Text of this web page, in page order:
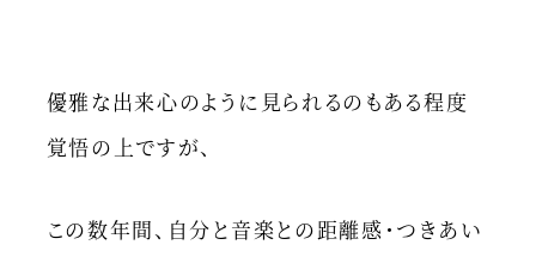
優雅な出来心のように見られるのもある程度
覚悟の上ですが、
この数年間、自分と音楽との距離感・つきあい